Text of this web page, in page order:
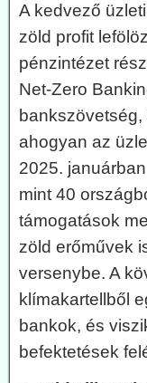
A kedvező
zöld profit
pénzintézet
Net-Zero
bankszövetség,
ahogyan az
2025.
mint 40
támogatások
zöld erőművek
versenybe. A
klímakartellből
bankok, és
befektetések